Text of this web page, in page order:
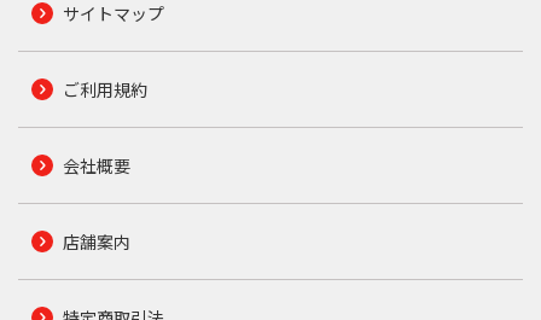
サイトマップ
ご利用規約
会社概要
店舗案内